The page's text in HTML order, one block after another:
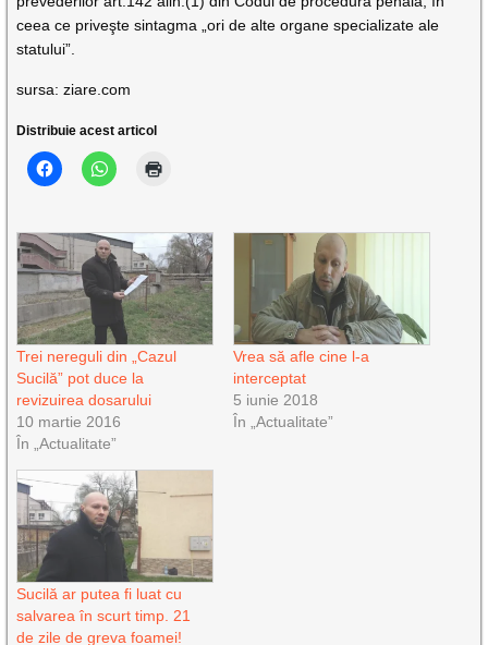
ceea ce priveşte sintagma „ori de alte organe specializate ale
statului”.
sursa: ziare.com
Distribuie acest articol
Trei nereguli din „Cazul
Sucilă” pot duce la
revizuirea dosarului
10 martie 2016
În „Actualitate”
Vrea să afle cine l-a
interceptat
5 iunie 2018
În „Actualitate”
Sucilă ar putea fi luat cu
salvarea în scurt timp. 21
de zile de greva foamei!